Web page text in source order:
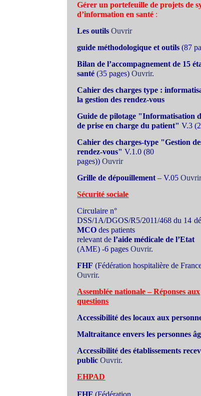
Gérer un portefeuille de projets de
d’information en santé :
Les outils Ouvrir
guide méthodologique et outils (87
Bilan de l’accompagnement de 15
santé (35 pages)Ouvrir.
Cahier des charges type :
la gestion des rendez-vous
Guide de pilotage "Informatisation
de prise en charge du patient" V.3
Cahier des charges-type "Gestion
rendez-vous" V.1.0 (80
pages))Ouvrir
Grille de dépouillement – V.05Ouvrir
Sécurité sociale
Circulaire n°
DSS/1A/DGOS/R5/2011/468 du 14
MCO des patients
relevant del’aide médicale de l’Etat
(AME) -6 pagesOuvrir.
FHF (Fédération hospitalière de
Ouvrir.
Assemblée nationale – Réponses aux
questions
Accessibilité des locaux aux
Maltraitance envers les personnes
Accessibilité des établissements
public Ouvrir.
EHPAD
FHF (Fédération